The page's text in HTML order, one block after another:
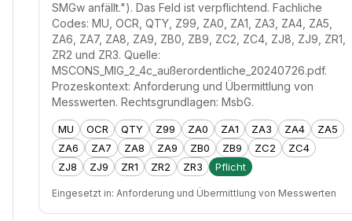
SMGw anfällt."). Das Feld ist verpflichtend. Fachliche
Codes: MU, OCR, QTY, Z99, ZA0, ZA1, ZA3, ZA4, ZA5,
ZA6, ZA7, ZA8, ZA9, ZB0, ZB9, ZC2, ZC4, ZJ8, ZJ9, ZR1,
ZR2 und ZR3. Quelle:
MSCONS_MIG_2_4c_außerordentliche_20240726.pdf.
Prozeskontext: Anforderung und Übermittlung von
Messwerten. Rechtsgrundlagen: MsbG.
MU OCR QTY Z99 ZA0 ZA1 ZA3 ZA4
ZA5
ZA6
ZA7 ZA8 ZA9 ZB0 ZB9 ZC2
ZC4
ZJ8
ZJ9 ZR1 ZR2 ZR3 Pflicht
Eingesetzt in: Anforderung und Übermittlung von Messwerten